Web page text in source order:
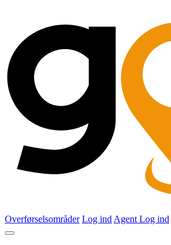
Overførselsområder Log ind Agent Log ind